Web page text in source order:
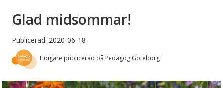
Glad midsommar!
Publicerad: 2020-06-18
Tidigare publicerad på Pedagog Göteborg